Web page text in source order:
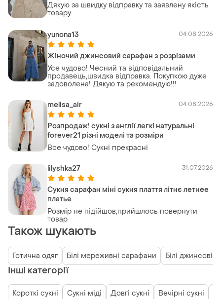
Дякую за швидку відправку та заявлену якість
товару.
yunona13 04.08.2026
Жіночий джинсовий сарафан з розрізами
Усе чудово! Чесний та відповідальний
продавець,швидка відправка. Покупкою дуже
задоволена! Дякую та рекомендую!!!
melisa_air 04.08.2026
Розпродаж! сукні з англії легкі натуральні
forever21 різні моделі та розміри
Все чудово! Сукні прекрасні
lilyshka27 31.07.2026
Сукня сарафан міні сукня плаття літнє летнее
платье
Розмір не підійшов,прийшлось повернути
товар
Також шукають
Готична одяг Білі мереживні сарафани Білі джинсові
Інші категорії
Короткі сукні Сукні міді Довгі сукні Вечірні сукні